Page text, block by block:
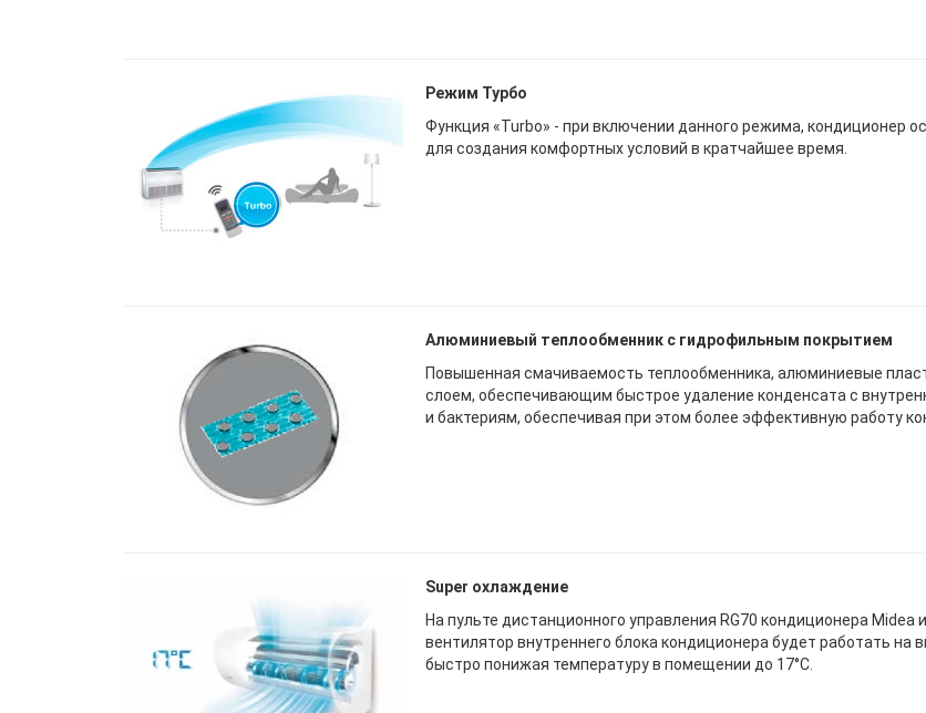
Режим Турбо
Функция «Turbo» - при включении данного режима, кондиционер
для создания комфортных условий в кратчайшее время.
Алюминиевый теплообменник с гидрофильным покрытием
Повышенная смачиваемость теплообменника, алюминиевые
слоем, обеспечивающим быстрое удаление конденсата с
и бактериям, обеспечивая при этом более эффективную работу
Super охлаждение
На пульте дистанционного управления RG70 кондиционера
вентилятор внутреннего блока кондиционера будет работать
быстро понижая температуру в помещении до 17°C.